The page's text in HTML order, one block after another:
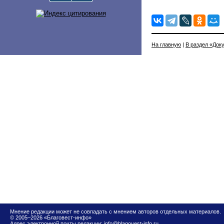
На главную | В раздел
Мнение редакции может не совпадать с мнением авторов отдельных материалов.
© 2005–2026 «Благовест-инфо»